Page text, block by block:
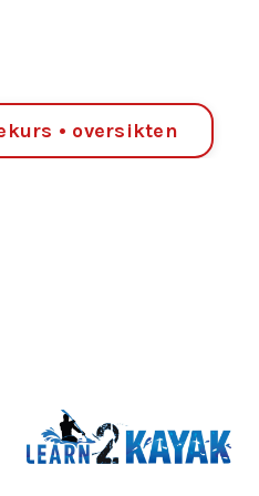
• oversikten